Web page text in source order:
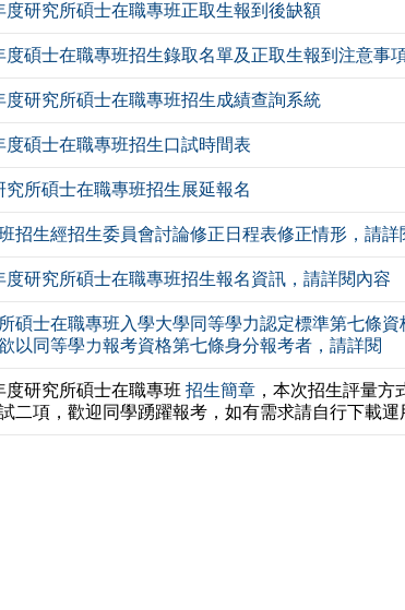
度研究所碩士在職專班正取生報到後缺額
度碩士在職專班招生錄取名單及正取生報到注意事
度研究所碩士在職專班招生成績查詢系統
度碩士在職專班招生口試時間表
究所碩士在職專班招生展延報名
招生經招生委員會討論修正日程表修正情形，請詳
度研究所碩士在職專班招生報名資訊，請詳閱內容
碩士在職專班入學大學同等學力認定標準第七條資
以同等學力報考資格第七條身分報考者，請詳閱
度研究所碩士在職專班 招生簡章，本次招生評量方
二項，歡迎同學踴躍報考，如有需求請自行下載運